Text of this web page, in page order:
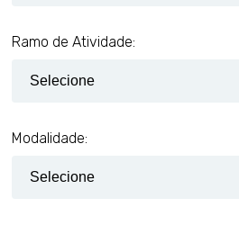
Ramo de Atividade:
Modalidade: